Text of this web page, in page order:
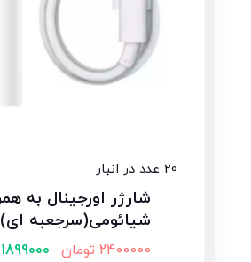
20 عدد در انبار
شیائومی(سرجعبه ای)
2400000 تومان 1899000